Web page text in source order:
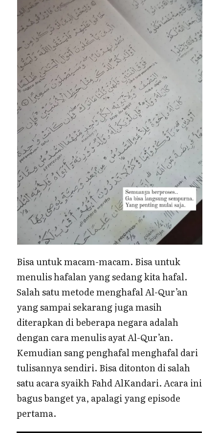
Bisa untuk macam-macam. Bisa untuk
menulis hafalan yang sedang kita hafal.
Salah satu metode menghafal Al-Qur’an
yang sampai sekarang juga masih
diterapkan di beberapa negara adalah
dengan cara menulis ayat Al-Qur’an.
Kemudian sang penghafal menghafal dari
tulisannya sendiri. Bisa ditonton di salah
satu acara syaikh Fahd AlKandari. Acara ini
bagus banget ya, apalagi yang episode
pertama.